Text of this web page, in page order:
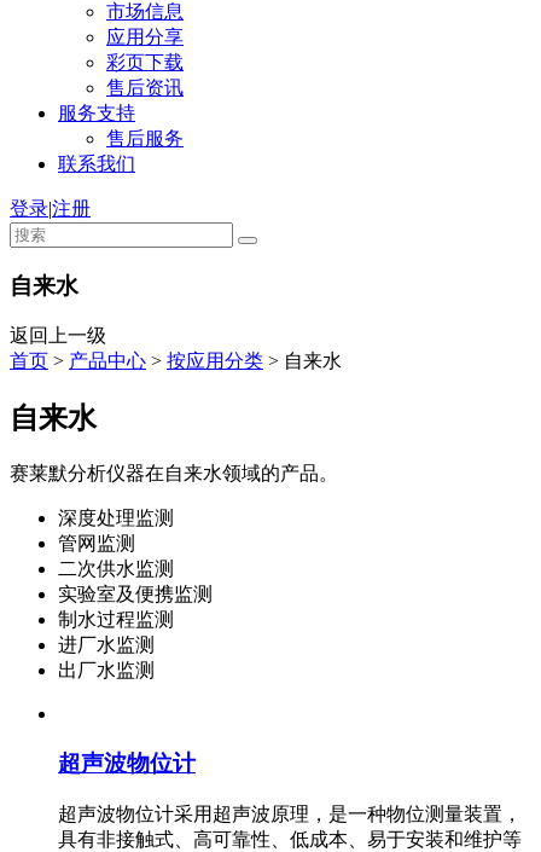
市场信息
应用分享
彩页下载
售后资讯
服务支持
售后服务
联系我们
登录|注册
自来水
返回上一级
首页 > 产品中心 > 按应用分类 > 自来水
自来水
赛莱默分析仪器在自来水领域的产品。
深度处理监测
管网监测
二次供水监测
实验室及便携监测
制水过程监测
进厂水监测
出厂水监测
超声波物位计
超声波物位计采用超声波原理，是一种物位测量装置，
具有非接触式、高可靠性、低成本、易于安装和维护等